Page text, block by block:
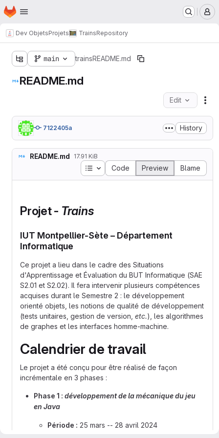
Skip to main content
Homepage
Dev ObjetsProjets TrainsRepository
main trainsREADME.md
README.md
Edit
7122405a History
README.md 17.91 KiB
Table of contents
Code Preview Blame
Projet - Trains
IUT Montpellier-Sète – Département
Informatique
Ce projet a lieu dans le cadre des Situations
d'Apprentissage et Évaluation du BUT Informatique (SAE
S2.01 et S2.02). Il fera intervenir plusieurs compétences
acquises durant le Semestre 2 : le développement
orienté objets, les notions de qualité de développement
(tests unitaires, gestion de version, etc.), les algorithmes
de graphes et les interfaces homme-machine.
Calendrier de travail
Le projet a été conçu pour être réalisé de façon
incrémentale en 3 phases :
Phase 1 : développement de la mécanique du jeu
en Java
Période : 25 mars -- 28 avril 2024